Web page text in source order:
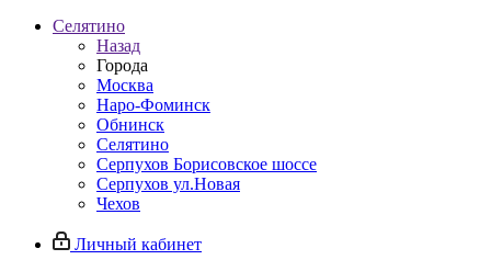
Селятино
Назад
Города
Москва
Наро-Фоминск
Обнинск
Селятино
Серпухов Борисовское шоссе
Серпухов ул.Новая
Чехов
Личный кабинет